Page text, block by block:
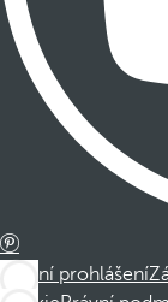
Právní prohlášení